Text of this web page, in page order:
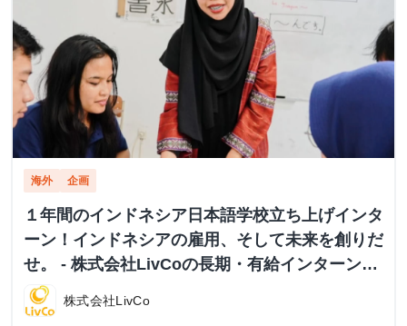
海外 企画
１年間のインドネシア日本語学校立ち上げインタ
ーン！インドネシアの雇用、そして未来を創りだ
せ。 - 株式会社LivCoの長期・有給インターンシ
ップ
株式会社LivCo